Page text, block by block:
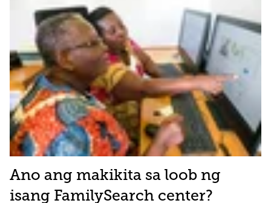
Ano ang makikita sa loob ng
isang FamilySearch center?